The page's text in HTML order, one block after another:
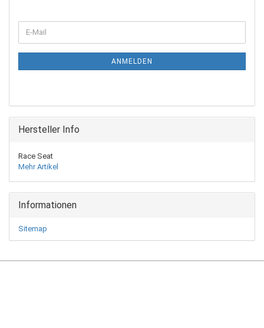
ZUR
NEWSLETTER-
E-
Mail
ANMELDEN
Hersteller Info
Race Seat
Mehr Artikel
Informationen
Sitemap